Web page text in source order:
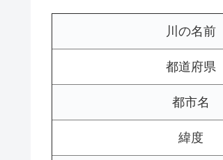
川の名前
都道府県
都市名
緯度